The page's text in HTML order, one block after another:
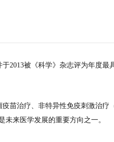
2013被《科学》杂志评为年度最
苗治疗、非特异性免疫刺激治疗
未来医学发展的重要方向之一。